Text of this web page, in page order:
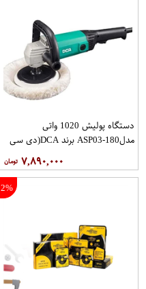
دستگاه پولیش 1020 واتی
مدلASP03-180 برند DCA(دی سی
۷,۸۹۰,۰۰۰
2%